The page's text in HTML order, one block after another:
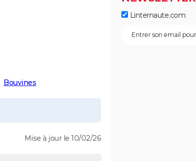
Bouvines
Mise à jour le 10/02/26
Linternaute.com